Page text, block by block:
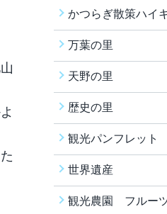
かつらぎ散策ハイ
万葉の里
天野の里
歴史の里
観光パンフレット
世界遺産
観光農園 フルー